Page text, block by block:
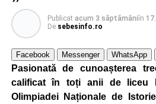
Unul dintre cele mai apreciate
„Vara Descoperirilor – Orientare
participat la exerciții interactive
descopere calitățile, să își
contact cu principalele domenii
pe care și-ar putea dori să le
Publicat acum 3 săptămâniîn
De sebesinfo.ro
Facebook Messenger WhatsApp
Pasionată de cunoașterea
calificat în toți anii de liceu
Olimpiadei Naționale de